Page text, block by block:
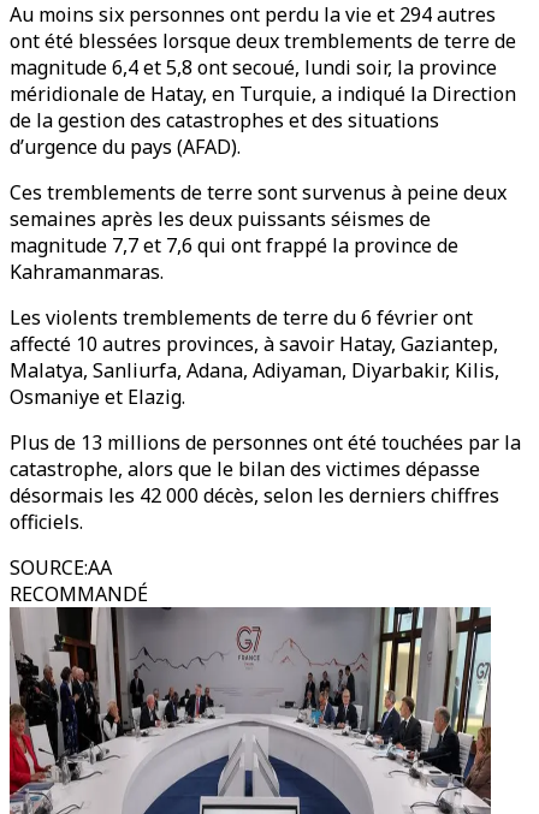
Au moins six personnes ont perdu la vie et 294 autres
ont été blessées lorsque deux tremblements de terre de
magnitude 6,4 et 5,8 ont secoué, lundi soir, la province
méridionale de Hatay, en Turquie, a indiqué la Direction
de la gestion des catastrophes et des situations
d’urgence du pays (AFAD).
Ces tremblements de terre sont survenus à peine deux
semaines après les deux puissants séismes de
magnitude 7,7 et 7,6 qui ont frappé la province de
Kahramanmaras.
Les violents tremblements de terre du 6 février ont
affecté 10 autres provinces, à savoir Hatay, Gaziantep,
Malatya, Sanliurfa, Adana, Adiyaman, Diyarbakir, Kilis,
Osmaniye et Elazig.
Plus de 13 millions de personnes ont été touchées par la
catastrophe, alors que le bilan des victimes dépasse
désormais les 42 000 décès, selon les derniers chiffres
officiels.
SOURCE:AA
RECOMMANDÉ